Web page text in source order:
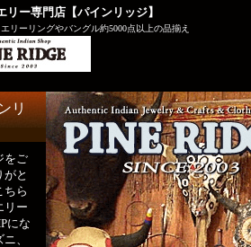
リー専門店【パインリッジ】
リーリングやバングル約5000点以上の品揃え
リ
をご
がと
ちら
リー
にな
、